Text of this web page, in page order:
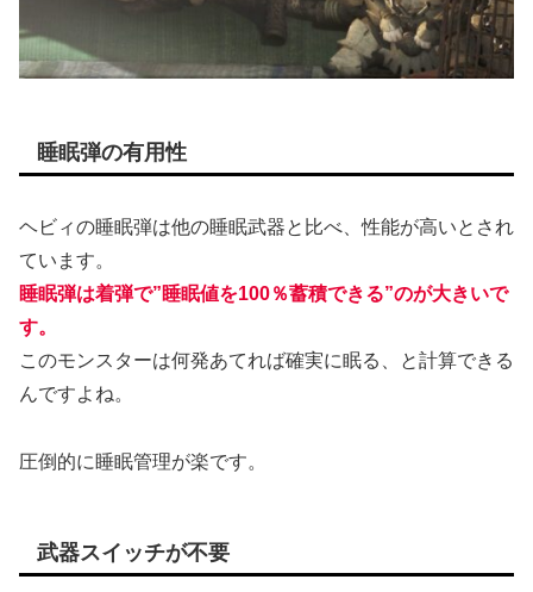
睡眠弾の有用性
ヘビィの睡眠弾は他の睡眠武器と比べ、性能が高いとされ
ています。
睡眠弾は着弾で”睡眠値を100％蓄積できる”のが大きいで
す。
このモンスターは何発あてれば確実に眠る、と計算できる
んですよね。
圧倒的に睡眠管理が楽です。
武器スイッチが不要